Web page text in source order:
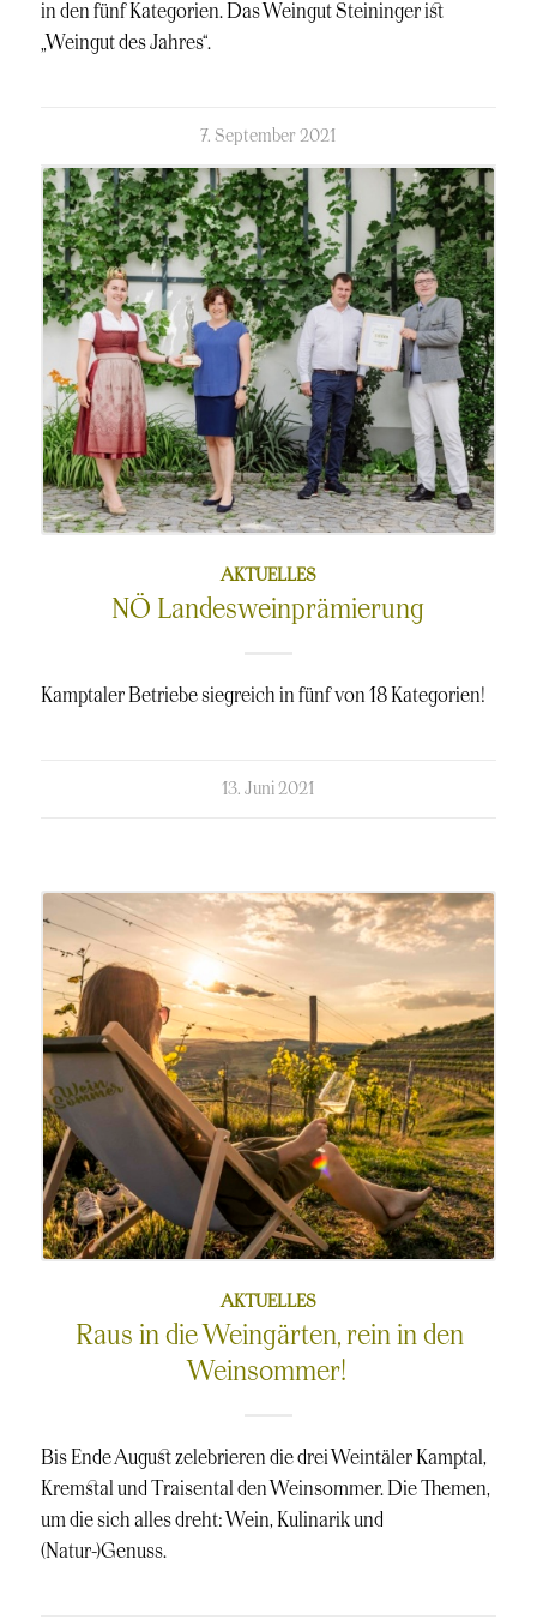
in den fünf Kategorien. Das Weingut Steininger ist
„Weingut des Jahres“.
kommentierte
am
7. September 2021
AKTUELLES
NÖ Landesweinprämierung
Kamptaler Betriebe siegreich in fünf von 18 Kategorien!
kommentierte
13. Juni 2021
AKTUELLES
Raus in die Weingärten, rein in den
Weinsommer!
Bis Ende August zelebrieren die drei Weintäler Kamptal,
Kremstal und Traisental den Weinsommer. Die Themen,
um die sich alles dreht: Wein, Kulinarik und
(Natur-)Genuss.